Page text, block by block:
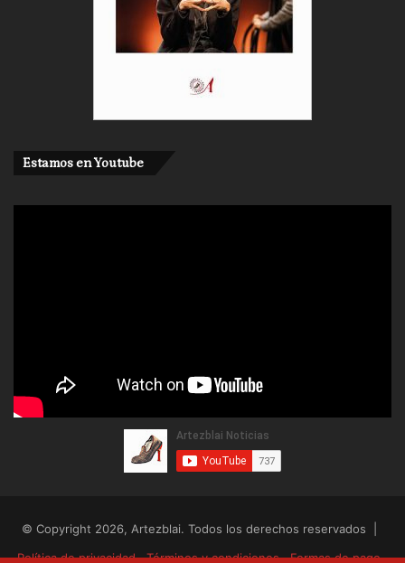
Estamos en Youtube
© Copyright 2026, Artezblai. Todos los derechos reservados |
Política de privacidad
Términos y condiciones Formas de pago